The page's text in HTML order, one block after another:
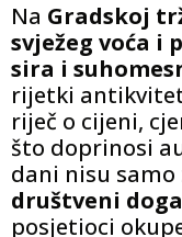
Na Gradskoj
svježeg voća i
sira i
rijetki
riječ o cijeni,
što doprinosi
dani nisu samo
društveni
posjetioci